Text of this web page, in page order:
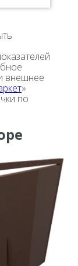
внешнее
»
по